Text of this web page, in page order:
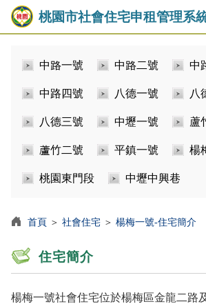
桃園市社會住宅申租管理系
中路一號 中路二號 中
中路四號 八德一號 八
八德三號 中壢一號 蘆
蘆竹二號 平鎮一號 楊
桃園東門段 中壢中興巷
首頁 ＞ 社會住宅 ＞ 楊梅一號-住宅簡介
住宅簡介
楊梅一號社會住宅位於楊梅區金龍二路